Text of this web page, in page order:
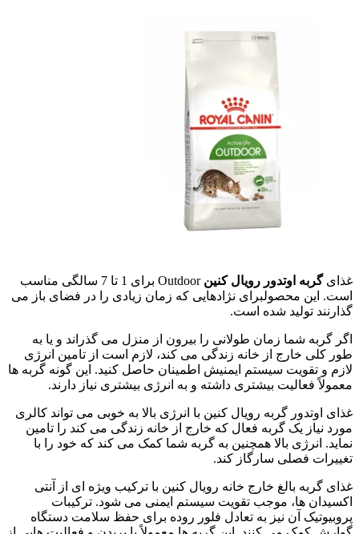
غذایگربه اوتدور رویال کنین
Outdoor برای 1 تا 7 سالگی مناسب
است. این محصولبرای نژادهایی که زمان زیادی را در فضای باز می
گذارنند تولید شده است.
اگر گربه شما زمان طولانی را بیرون از منزل می گذراند و یا به
طور کلی خارج از خانه زندگی می کند، لازم است از تامین انرژی
لازم و تقویت سیستم ایمنیش اطمینان حاصل کنید. این گونه گربه ها
معمولاً فعالیت بیشتری داشته و به انرژی بیشتری نیاز دارند.
غذای اوتدور گربه رویال کنین با انرژی بالا به خوبی می تواند کالری
مورد نیاز یک گربه فعال که خارج از خانه زندگی می کند را تامین
نماید. انرژی بالا همچنین به گربه شما کمک می کند که خود را با
تغییرات فصلی سارگاز کند.
غذای گربه بالغ خارج خانه رویال کنین با ترکیب ویژه ای از آنتی
اکسیدان ها، موجب تقویت سیستم ایمنی می شود. ترکیبات
پروبیوتیک آن نیز به تعادل فلور روده برای حفظ سلامت دستگاه